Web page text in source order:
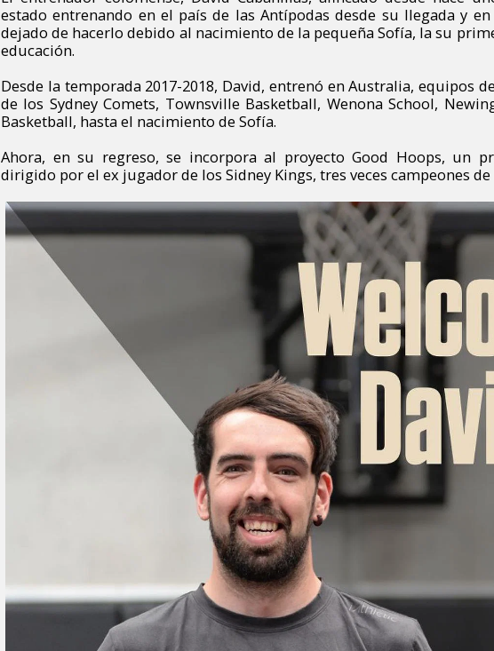
estado entrenando en el país de las Antípodas desde su llegada y
dejado de hacerlo debido al nacimiento de la pequeña Sofía, la su
educación.
Desde la temporada 2017-2018, David, entrenó en Australia, equipos
de los Sydney Comets, Townsville Basketball, Wenona School,
Basketball, hasta el nacimiento de Sofía.
Ahora, en su regreso, se incorpora al proyecto Good Hoops, un
dirigido por el ex jugador de los Sidney Kings, tres veces campeones de